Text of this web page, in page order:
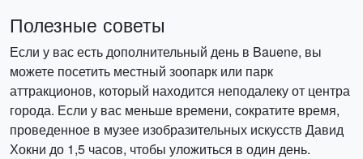
Полезные советы
Если у вас есть дополнительный день в Bauene, вы
можете посетить местный зоопарк или парк
аттракционов, который находится неподалеку от центра
города. Если у вас меньше времени, сократите время,
проведенное в музее изобразительных искусств Давид
Хокни до 1,5 часов, чтобы уложиться в один день.